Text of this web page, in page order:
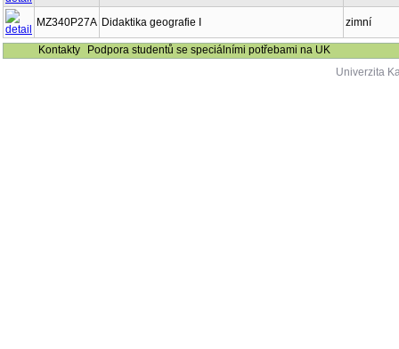
MZ340P27A Didaktika geografie I zimní
Kontakty
Podpora studentů se speciálními potřebami na UK
Univerzita